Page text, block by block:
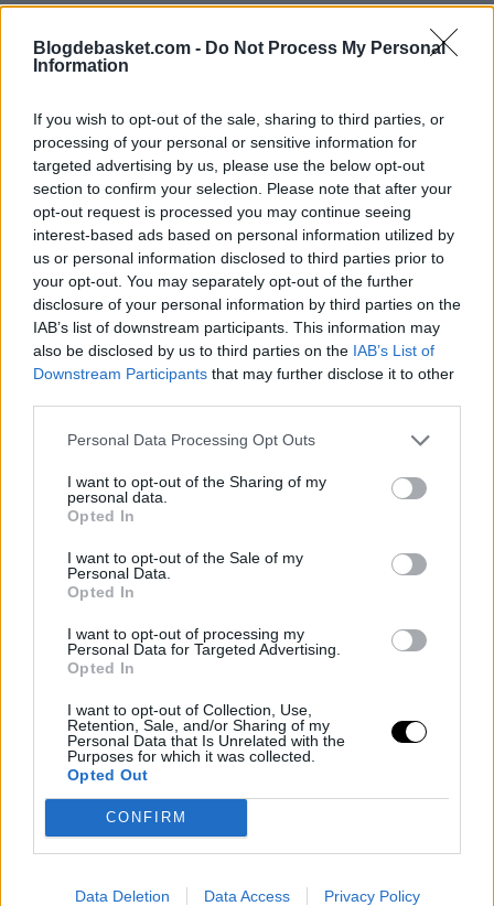
Blogdebasket.com - Do Not Process My Personal
Information
If you wish to opt-out of the sale, sharing to third parties, or
processing of your personal or sensitive information for
targeted advertising by us, please use the below opt-out
section to confirm your selection. Please note that after your
opt-out request is processed you may continue seeing
interest-based ads based on personal information utilized by
us or personal information disclosed to third parties prior to
your opt-out. You may separately opt-out of the further
disclosure of your personal information by third parties on the
IAB’s list of downstream participants. This information may
also be disclosed by us to third parties on the IAB’s List of
Downstream Participants that may further disclose it to other
Personal Data Processing Opt Outs
I want to opt-out of the Sharing of my
personal data.
Opted In
I want to opt-out of the Sale of my
Personal Data.
Opted In
I want to opt-out of processing my
Personal Data for Targeted Advertising.
Opted In
I want to opt-out of Collection, Use,
Retention, Sale, and/or Sharing of my
Personal Data that Is Unrelated with the
Purposes for which it was collected.
Opted Out
CONFIRM
Data Deletion Data Access Privacy Policy
se convierte en nuevo jugador
del Hapoel Tel Aviv tras dos temporadas en
años con el equipo israelí que le vinculará
hasta la campaña 2027-28.
EUROLEAGUE
para jugar en Valencia
Raúl González- 11 Jul 2026
tras su año sophomore para incorporarse al
proyecto de Valencia Basket en Euroliga. El
contrato hasta 2030 con el conjunto taronja,
en uno de los movimientos más
sorprendentes del mercado estival.
BARCELONA
Mirotic q regresar al Barça tras
abandonar Mónaco
Raúl González- 06 Jul 2026